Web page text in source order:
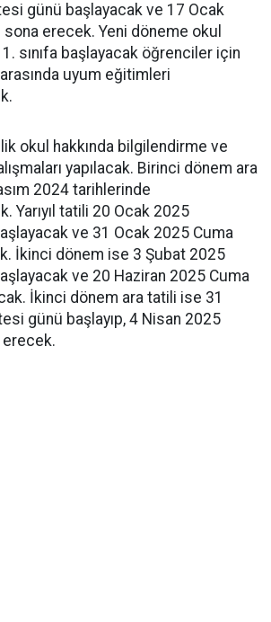
günü başlayacak ve 17 Ocak
erecek. Yeni döneme okul
sınıfa başlayacak öğrenciler için
uyum eğitimleri
okul hakkında bilgilendirme ve
yapılacak. Birinci dönem ara
2024 tarihlerinde
Yarıyıl tatili 20 Ocak 2025
ve 31 Ocak 2025 Cuma
İkinci dönem ise 3 Şubat 2025
ve 20 Haziran 2025 Cuma
İkinci dönem ara tatili ise 31
günü başlayıp, 4 Nisan 2025
erecek.